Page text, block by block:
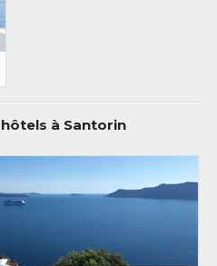
à Santorin